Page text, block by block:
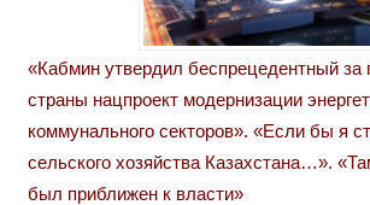
«Кабмин утвердил беспрецедентный за
страны нацпроект модернизации
коммунального секторов». «Если бы я
сельского хозяйства Казахстана…».
был приближен к власти»